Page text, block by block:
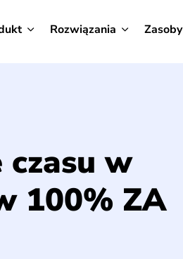
Rozwiązania Zasoby
czasu w
100% ZA